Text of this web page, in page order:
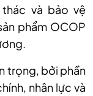
và bảo vệ
phẩm OCOP
trọng, bởi phần
nhân lực và